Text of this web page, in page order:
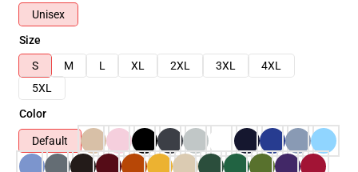
Unisex
Size
S
M L XL 2XL 3XL
4XL
5XL
Color
Default